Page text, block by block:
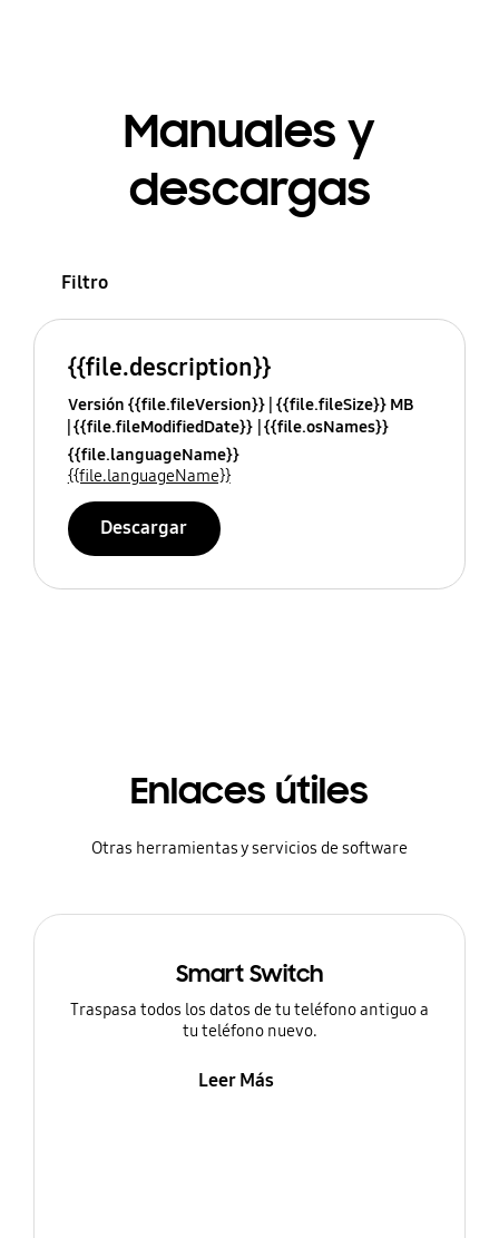
Manuales y
descargas
Filtro
{{file.description}}
Versión {{file.fileVersion}} {{file.fileSize}} MB
{{file.fileModifiedDate}} {{file.osNames}}
{{file.languageName}}
{{file.languageName}}
Descargar
Enlaces útiles
Otras herramientas y servicios de software
Smart Switch
Traspasa todos los datos de tu teléfono antiguo a
tu teléfono nuevo.
Leer Más